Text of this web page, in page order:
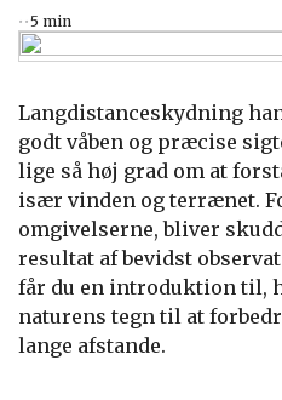
5 min
Langdistanceskydning
godt våben og præcise
lige så høj grad om at
især vinden og terrænet.
omgivelserne, bliver
resultat af bevidst
får du en introduktion til,
naturens tegn til at
lange afstande.